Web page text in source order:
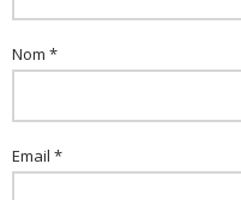
Nom *
Email *